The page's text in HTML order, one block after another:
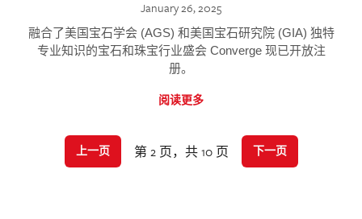
January 26, 2025
融合了美国宝石学会 (AGS) 和美国宝石研究院 (GIA) 独特
专业知识的宝石和珠宝行业盛会 Converge 现已开放注
册。
阅读更多
上一页 第 2 页，共 10 页 下一页